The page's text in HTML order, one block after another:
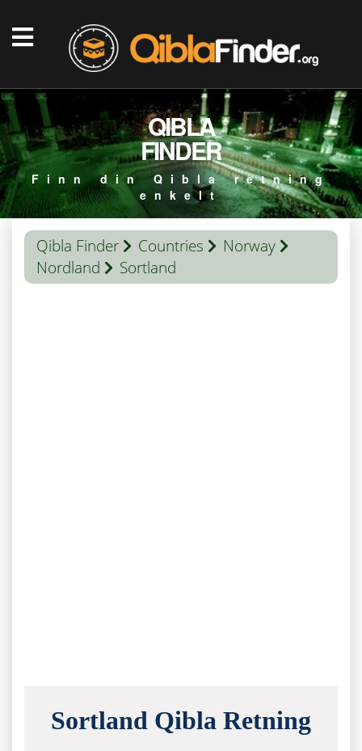
QIBLA
FINDER
Finn din Qibla retning
enkelt
Qibla Finder Countries
Norway
Nordland
Sortland
Sortland Qibla Retning